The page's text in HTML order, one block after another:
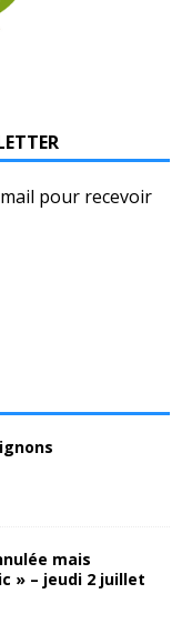
pour recevoir
mais
» – jeudi 2 juillet